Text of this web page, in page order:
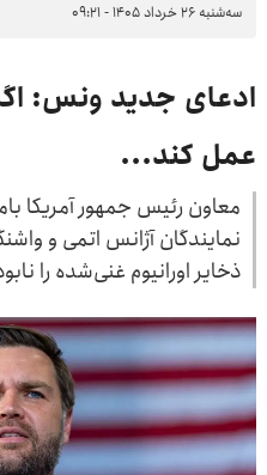
سه‌شنبه ۲۶ خرداد ۱۴۰۵ - ۰۹:۲۱
ادعای جدید ونس:
عمل کند...
معاون رئیس جمهور آمریکا
نمایندگان آژانس اتمی و
ذخایر اورانیوم غنی‌شده را